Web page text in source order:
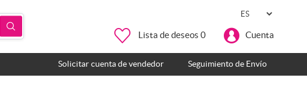
Lista de deseos 0 Cuenta
Solicitar cuenta de vendedor Seguimiento de Envío